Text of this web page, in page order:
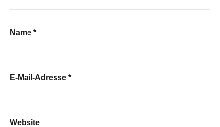
Name *
E-Mail-Adresse *
Website